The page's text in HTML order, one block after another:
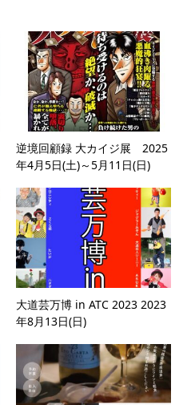
逆境回顧録 大カイジ展 2025
年4月5日(土)～5月11日(日)
大道芸万博 in ATC 2023 2023
年8月13日(日)